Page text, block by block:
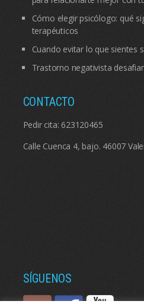
Cómo elegir psicólogo: qué
terapéuticos
Cuando evitar lo que sientes
Trastorno negativista
CONTACTO
Pedir cita: 623120465
Calle Cuenca 4, bajo. 46007
SÍGUENOS